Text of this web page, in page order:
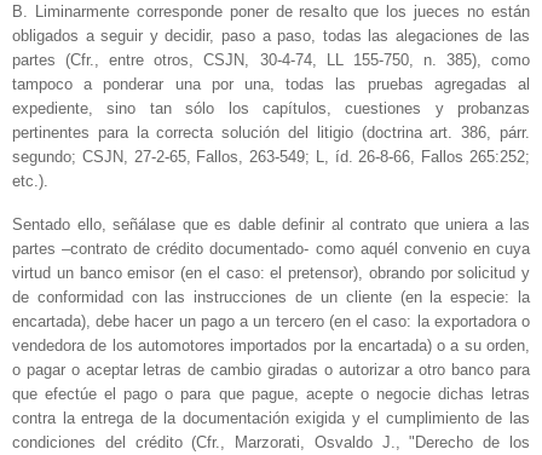
B. Liminarmente corresponde poner de resalto que los jueces no están
obligados a seguir y decidir, paso a paso, todas las alegaciones de las
partes (Cfr., entre otros, CSJN, 30-4-74, LL 155-750, n. 385), como
tampoco a ponderar una por una, todas las pruebas agregadas al
expediente, sino tan sólo los capítulos, cuestiones y probanzas
pertinentes para la correcta solución del litigio (doctrina art. 386, párr.
segundo; CSJN, 27-2-65, Fallos, 263-549; L, íd. 26-8-66, Fallos 265:252;
etc.).
Sentado ello, señálase que es dable definir al contrato que uniera a las
partes –contrato de crédito documentado- como aquél convenio en cuya
virtud un banco emisor (en el caso: el pretensor), obrando por solicitud y
de conformidad con las instrucciones de un cliente (en la especie: la
encartada), debe hacer un pago a un tercero (en el caso: la exportadora o
vendedora de los automotores importados por la encartada) o a su orden,
o pagar o aceptar letras de cambio giradas o autorizar a otro banco para
que efectúe el pago o para que pague, acepte o negocie dichas letras
contra la entrega de la documentación exigida y el cumplimiento de las
condiciones del crédito (Cfr., Marzorati, Osvaldo J., "Derecho de los